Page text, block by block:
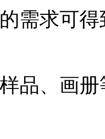
需求可
品、画